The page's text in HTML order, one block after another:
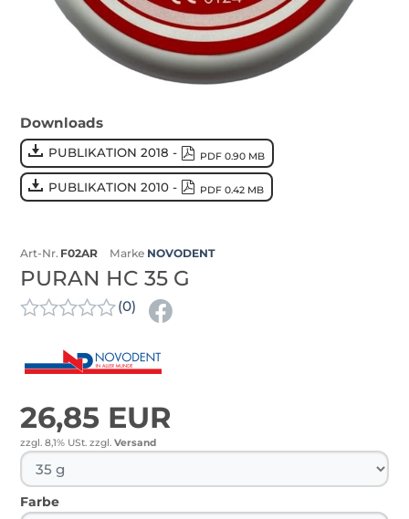
Downloads
PUBLIKATION 2018 - PDF 0.90 MB
PUBLIKATION 2010 - PDF 0.42 MB
Art-Nr. F02AR Marke NOVODENT
PURAN HC 35 G
(0)
26,85 EUR
zzgl. 8,1% USt. zzgl. Versand
Farbe